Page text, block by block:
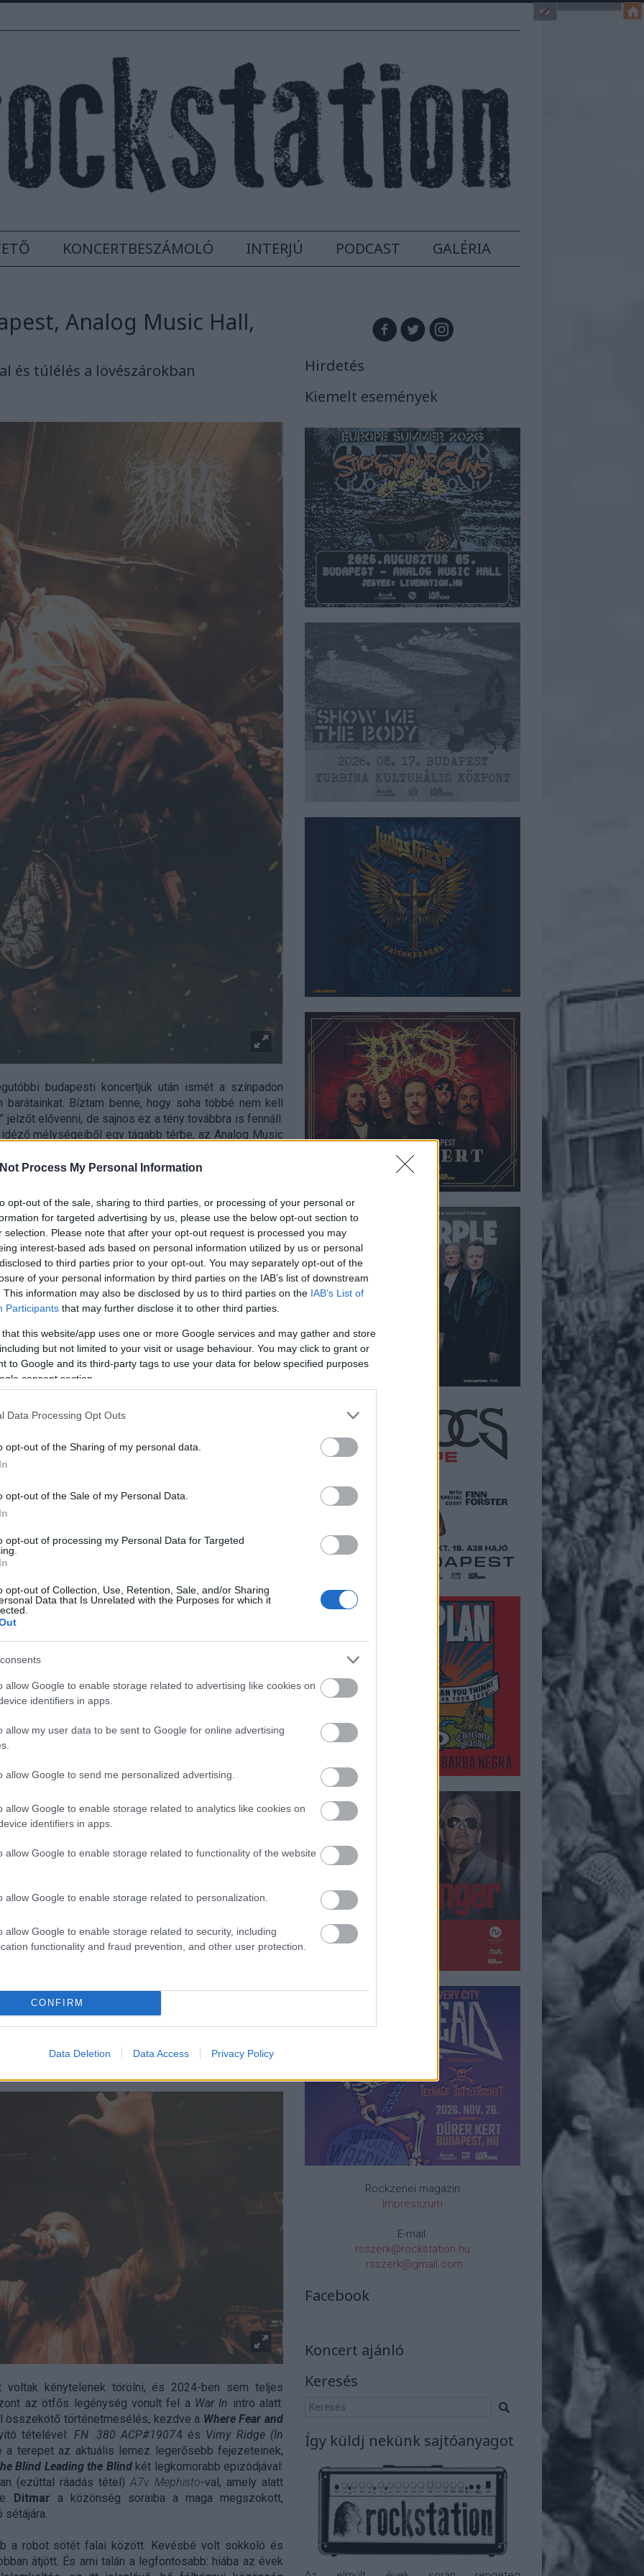
Process My Personal Information
opt-out of the sale, sharing to third parties, or processing of your personal or
for targeted advertising by us, please use the below opt-out section to
selection. Please note that after your opt-out request is processed you may
interest-based ads based on personal information utilized by us or personal
to third parties prior to your opt-out. You may separately opt-out of the
of your personal information by third parties on the IAB’s list of downstream
This information may also be disclosed by us to third parties on the IAB’s List of
Participants that may further disclose it to other third parties.
that this website/app uses one or more Google services and may gather and store
but not limited to your visit or usage behaviour. You may click to grant or
to Google and its third-party tags to use your data for below specified purposes
consent section.
Data Processing Opt Outs
opt-out of the Sharing of my personal data.
opt-out of the Sale of my Personal Data.
opt-out of processing my Personal Data for Targeted
opt-out of Collection, Use, Retention, Sale, and/or Sharing
Data that Is Unrelated with the Purposes for which it
allow Google to enable storage related to advertising like cookies on
identifiers in apps.
allow my user data to be sent to Google for online advertising
allow Google to send me personalized advertising.
allow Google to enable storage related to analytics like cookies on
identifiers in apps.
allow Google to enable storage related to functionality of the website
allow Google to enable storage related to personalization.
allow Google to enable storage related to security, including
functionality and fraud prevention, and other user protection.
CONFIRM
Data Deletion Data Access Privacy Policy
KONCERTBESZÁMOLÓ INTERJÚ PODCAST GALÉRIA
Analog Music Hall,
és túlélés a lövészárokban
budapesti koncertjük után ismét a színpadon
Bíztam benne, hogy soha többé nem kell
jelzőt elővenni, de sajnos ez a tény továbbra is fennáll.
mélységeiből egy tágabb térbe, az Analog Music
Sludge/Doom mezsgyén kalandozó Katlanyitotta.
róluk! Köszönöm, én sem…pedig…
Scandinavian Painlemezük már a sátánkodásba
és a lemez még annak ellenére is komoly figyelmet
szól szarul”. Hatalmas szerencse, hogy élőben nem a
egy kimondottan erős, a maga piszkosságával és
élvezetes sound.
is mosolyt csal az arcomra, ezeknek a furcsa
minden, csak nem vidám, és mégis ott volt
a kezdetektől a rock ‘n’ roll alapja.
Egy fazonra a ‘70-es évekből átteleportált dobos-
külseje ellenére is pusztító erejű riffekkel operáló,
emlékeztető basszer, aki időnként olyanokat hörrent,
elsőre zavarosnak tűnő, mégis meglepően tiszta
erősen kéngőzös, okkult üzenetekkel átitatott
a hajam. Végig az volt az érzésem, hogy olyan
mintha ez a klubbuli lenne nekik a megvalósult
1914 legénységének hathatós támogatása: Liam
dalra,
erős kontrasztot mutat ez az összkép a
és szégyenérzetet boncolgató dalszövegekkel, de
“hála” még közelebb került hozzánk
valósága. Ebben a fenyegető légkörben pedig
gyulladt be a kanóc, csak azt felejtik el nagyon
meg, családok mennek tönkre, életek omlanak
és rávilágít a nyomasztóan egyszerű igazságra:
turné apropóját az idén megjelent új - sorban a
adja, amely az előző albumokhoz hasonlóan
első világégés eseményeit, ám ezúttal kissé más
A pusztítás nyers ábrázolása helyett a bajtársiasság,
kerülnek fókuszba, amelyeket azok éltek meg, akik
eseményeken alapul, és egy K.u.K. seregben szolgáló
mesél, idővonalat rajzolva 1914-től 1919-ig.
klasszikus értelemben vett “szórakozásra”, és
egy kíméletlenül szemléletes audiovizuális
nem kevés személyes üzenettel és magyar
bátran kimondhatjuk - a lehető leghitelesebben
a zenekar énekes-frontembere,
Az élet sajnos úgy hozta hogy ukrán
hogy mit is jelent háborúban élni.
kénytelenek törölni, és 2024-ben sem teljes
az ötfős legénység vonult fel a War In intro alatt.
összekötő történetmesélés, kezdve a Where Fear and
tételével: FN .380 ACP#19074 és Vimy Ridge (In
a terepet az aktuális lemez legerősebb fejezeteinek,
Blind Leading the Blind két legkomorabb epizódjával:
(ezúttal ráadás tétel)A7v Mephisto-val, amely alatt
Ditmar a közönség soraiba a maga megszokott,
sétájára.
a robot sötét falai között. Kevésbé volt sokkoló és
átjött. És ami talán a legfontosabb: hiába az évek
Hirdetés
Kiemelt események
Rockzenei magazin
Impresszum
E-mail:
rsszerk@rockstation.hu
rsszerk@gmail.com
Facebook
Koncert ajánló
Keresés
Így küldj nekünk sajtóanyagot